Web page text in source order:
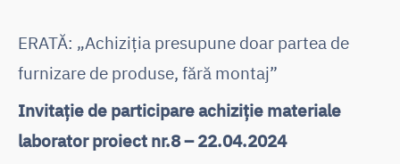
ERATĂ: „Achiziția presupune doar partea de
furnizare de produse, fără montaj”
Invitație de participare achiziție materiale
laborator proiect nr.8 – 22.04.2024